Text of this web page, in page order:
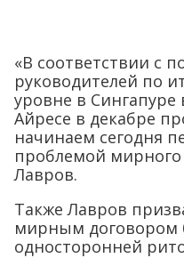
«В соответствии с
руководителей по
уровне в Сингапуре
Айресе в декабре
начинаем сегодня
проблемой мирного
Лавров.
Также Лавров
мирным договором
односторонней